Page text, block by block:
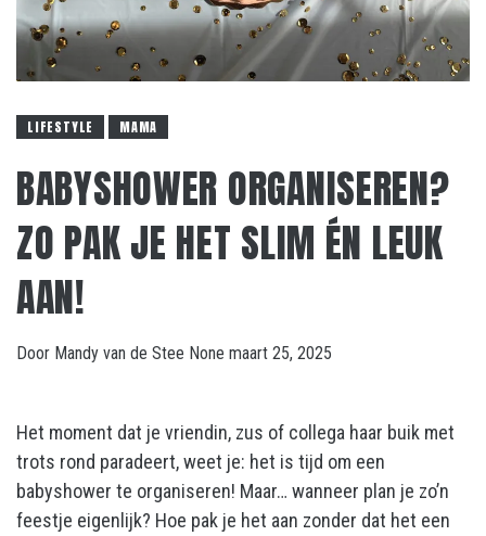
LIFESTYLE MAMA
BABYSHOWER ORGANISEREN?
ZO PAK JE HET SLIM ÉN LEUK
AAN!
Door Mandy van de Stee None maart 25, 2025
Het moment dat je vriendin, zus of collega haar buik met
trots rond paradeert, weet je: het is tijd om een
babyshower te organiseren! Maar… wanneer plan je zo’n
feestje eigenlijk? Hoe pak je het aan zonder dat het een